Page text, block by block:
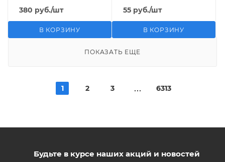
380 руб./шт
В КОРЗИНУ
55 руб./шт
В КОРЗИНУ
ПОКАЗАТЬ ЕЩЕ
1 2 3 6313
Будьте в курсе наших акций и новостей